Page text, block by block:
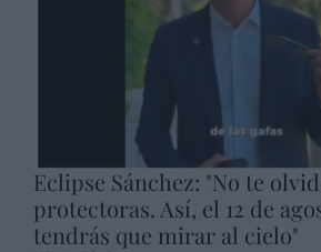
Eclipse Sánchez: "No te
protectoras. Así, el 12 de
tendrás que mirar al cielo"